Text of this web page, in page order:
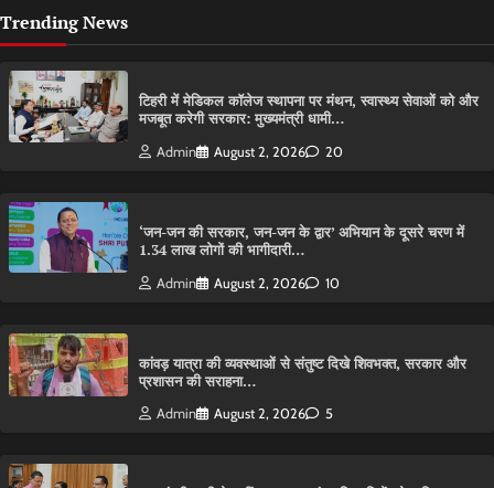
Trending News
टिहरी में मेडिकल कॉलेज स्थापना पर मंथन, स्वास्थ्य सेवाओं को और
मजबूत करेगी सरकार: मुख्यमंत्री धामी…
Admin August 2, 2026 20
‘जन-जन की सरकार, जन-जन के द्वार’ अभियान के दूसरे चरण में
1.34 लाख लोगों की भागीदारी…
Admin August 2, 2026 10
कांवड़ यात्रा की व्यवस्थाओं से संतुष्ट दिखे शिवभक्त, सरकार और
प्रशासन की सराहना…
Admin August 2, 2026 5